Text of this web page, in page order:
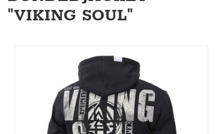
"VIKING SOUL"